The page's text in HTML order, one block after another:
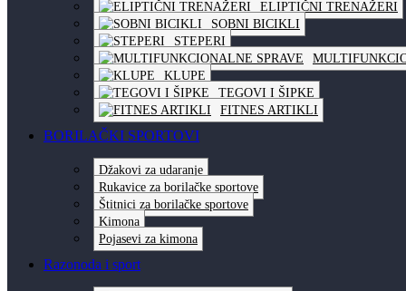
ELIPTIČNI TRENAŽERI
SOBNI BICIKLI
STEPERI
KLUPE
TEGOVI I ŠIPKE
FITNES ARTIKLI
BORILAČKI SPORTOVI
Džakovi za udaranje
Rukavice za borilačke sportove
Štitnici za borilačke sportove
Kimona
Pojasevi za kimona
Razonoda i sport